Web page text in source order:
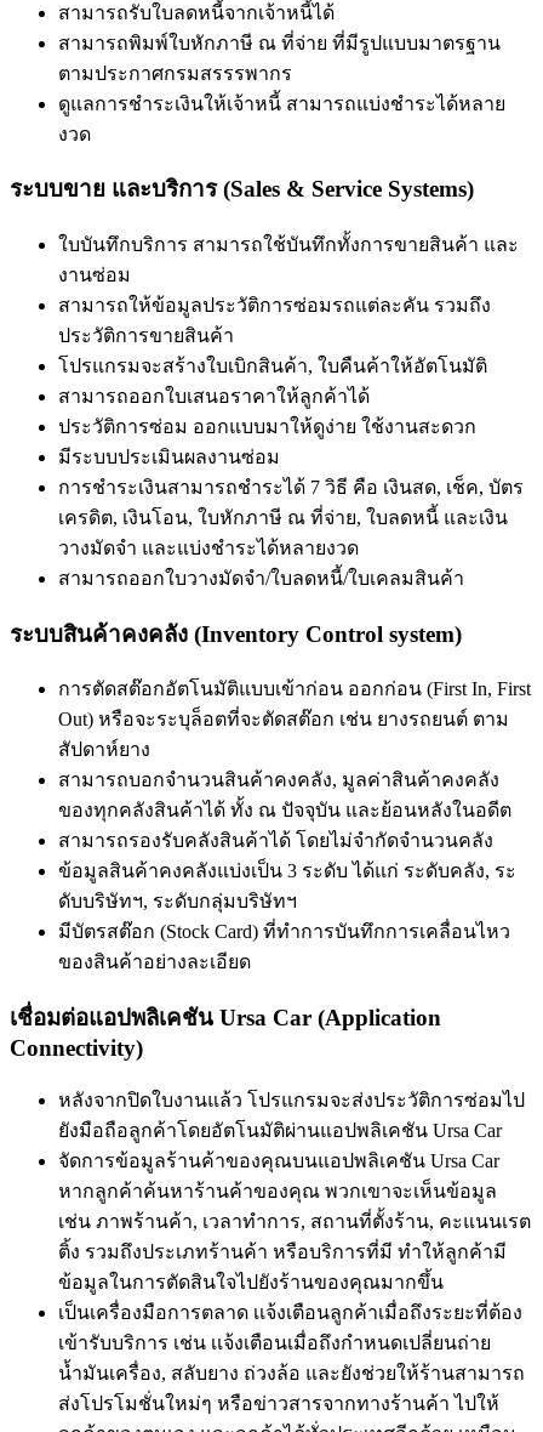
สามารถรับใบลดหนี้จากเจ้าหนี้ได้
สามารถพิมพ์ใบหักภาษี ณ ที่จ่าย ที่มีรูปแบบมาตรฐาน
ตามประกาศกรมสรรรพากร
ดูแลการชําระเงินให้เจ้าหนี้ สามารถแบ่งชำระได้หลาย
งวด
ระบบขาย และบริการ (Sales & Service Systems)
ใบบันทึกบริการ สามารถใช้บันทึกทั้งการขายสินค้า และ
งานซ่อม
สามารถให้ข้อมูลประวัติการซ่อมรถแต่ละคัน รวมถึง
ประวัติการขายสินค้า
โปรแกรมจะสร้างใบเบิกสินค้า, ใบคืนค้าให้อัตโนมัติ
สามารถออกใบเสนอราคาให้ลูกค้าได้
ประวัติการซ่อม ออกแบบมาให้ดูง่าย ใช้งานสะดวก
มีระบบประเมินผลงานซ่อม
การชำระเงินสามารถชำระได้ 7 วิธี คือ เงินสด, เช็ค, บัตร
เครดิต, เงินโอน, ใบหักภาษี ณ ที่จ่าย, ใบลดหนี้ และเงิน
วางมัดจำ และแบ่งชำระได้หลายงวด
สามารถออกใบวางมัดจำ/ใบลดหนี้/ใบเคลมสินค้า
ระบบสินค้าคงคลัง (Inventory Control system)
การตัดสต๊อกอัตโนมัติแบบเข้าก่อน ออกก่อน (First In, First
Out) หรือจะระบุล็อตที่จะตัดสต๊อก เช่น ยางรถยนต์ ตาม
สัปดาห์ยาง
สามารถบอกจำนวนสินค้าคงคลัง, มูลค่าสินค้าคงคลัง
ของทุกคลังสินค้าได้ ทั้ง ณ ปัจจุบัน และย้อนหลังในอดีต
สามารถรองรับคลังสินค้าได้ โดยไม่จำกัดจำนวนคลัง
ข้อมูลสินค้าคงคลังแบ่งเป็น 3 ระดับ ได้แก่ ระดับคลัง, ระ
ดับบริษัทฯ, ระดับกลุ่มบริษัทฯ
มีบัตรสต๊อก (Stock Card) ที่ทำการบันทึกการเคลื่อนไหว
ของสินค้าอย่างละเอียด
เชื่อมต่อแอปพลิเคชัน Ursa Car (Application
Connectivity)
หลังจากปิดใบงานแล้ว โปรแกรมจะส่งประวัติการซ่อมไป
ยังมือถือลูกค้าโดยอัตโนมัติผ่านแอปพลิเคชัน Ursa Car
จัดการข้อมูลร้านค้าของคุณบนแอปพลิเคชัน Ursa Car
หากลูกค้าค้นหาร้านค้าของคุณ พวกเขาจะเห็นข้อมูล
เช่น ภาพร้านค้า, เวลาทำการ, สถานที่ตั้งร้าน, คะแนนเรต
ติ้ง รวมถึงประเภทร้านค้า หรือบริการที่มี ทำให้ลูกค้ามี
ข้อมูลในการตัดสินใจไปยังร้านของคุณมากขึ้น
เป็นเครื่องมือการตลาด เเจ้งเตือนลูกค้าเมื่อถึงระยะที่ต้อง
เข้ารับบริการ เช่น เเจ้งเตือนเมื่อถึงกำหนดเปลี่ยนถ่าย
น้ำมันเครื่อง, สลับยาง ถ่วงล้อ และยังช่วยให้ร้านสามารถ
ส่งโปรโมชั่นใหม่ๆ หรือข่าวสารจากทางร้านค้า ไปให้